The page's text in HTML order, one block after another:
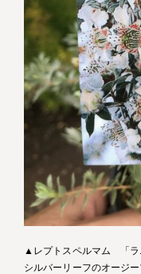
▲レプトスペルマム 「ラ
シルバーリーフのオージ